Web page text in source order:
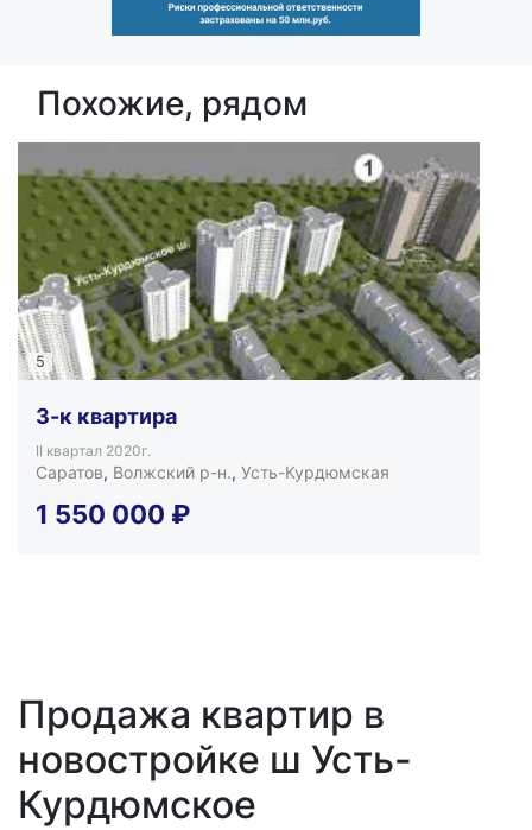
Похожие, рядом
5
3-к квартира
II квартал 2020г.
Саратов, Волжский р-н., Усть-Курдюмская
1 550 000 ₽
Продажа квартир в
новостройке ш Усть-
Курдюмское